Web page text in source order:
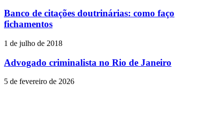
Banco de citações doutrinárias: como faço
fichamentos
1 de julho de 2018
Advogado criminalista no Rio de Janeiro
5 de fevereiro de 2026